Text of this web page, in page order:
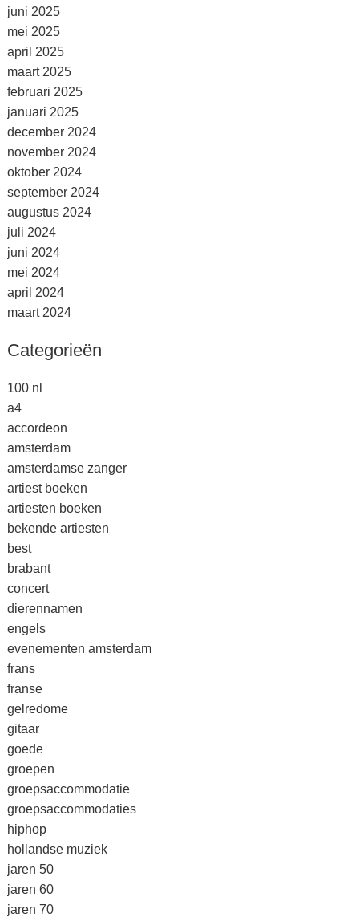
juni 2025
mei 2025
april 2025
maart 2025
februari 2025
januari 2025
december 2024
november 2024
oktober 2024
september 2024
augustus 2024
juli 2024
juni 2024
mei 2024
april 2024
maart 2024
Categorieën
100 nl
a4
accordeon
amsterdam
amsterdamse zanger
artiest boeken
artiesten boeken
bekende artiesten
best
brabant
concert
dierennamen
engels
evenementen amsterdam
frans
franse
gelredome
gitaar
goede
groepen
groepsaccommodatie
groepsaccommodaties
hiphop
hollandse muziek
jaren 50
jaren 60
jaren 70